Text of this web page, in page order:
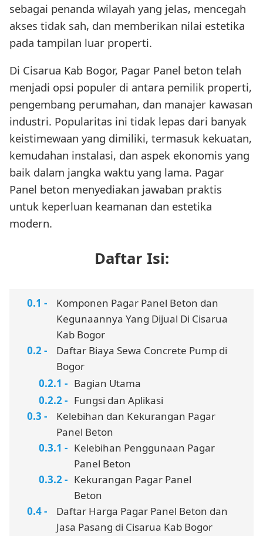
sebagai penanda wilayah yang jelas, mencegah
akses tidak sah, dan memberikan nilai estetika
pada tampilan luar properti.
Di Cisarua Kab Bogor, Pagar Panel beton telah
menjadi opsi populer di antara pemilik properti,
pengembang perumahan, dan manajer kawasan
industri. Popularitas ini tidak lepas dari banyak
keistimewaan yang dimiliki, termasuk kekuatan,
kemudahan instalasi, dan aspek ekonomis yang
baik dalam jangka waktu yang lama. Pagar
Panel beton menyediakan jawaban praktis
untuk keperluan keamanan dan estetika
modern.
Daftar Isi:
Komponen Pagar Panel Beton dan
Kegunaannya Yang Dijual Di Cisarua
Kab Bogor
Daftar Biaya Sewa Concrete Pump di
Bogor
Bagian Utama
Fungsi dan Aplikasi
Kelebihan dan Kekurangan Pagar
Panel Beton
Kelebihan Penggunaan Pagar
Panel Beton
Kekurangan Pagar Panel
Beton
Daftar Harga Pagar Panel Beton dan
Jasa Pasang di Cisarua Kab Bogor